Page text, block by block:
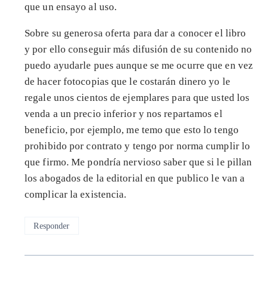
que un ensayo al uso.
Sobre su generosa oferta para dar a conocer el libro
y por ello conseguir más difusión de su contenido no
puedo ayudarle pues aunque se me ocurre que en vez
de hacer fotocopias que le costarán dinero yo le
regale unos cientos de ejemplares para que usted los
venda a un precio inferior y nos repartamos el
beneficio, por ejemplo, me temo que esto lo tengo
prohibido por contrato y tengo por norma cumplir lo
que firmo. Me pondría nervioso saber que si le pillan
los abogados de la editorial en que publico le van a
complicar la existencia.
Responder